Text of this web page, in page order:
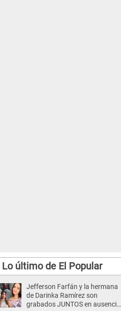
Lo último de El Popular
Jefferson Farfán y la hermana
de Darinka Ramírez son
grabados JUNTOS en ausencia